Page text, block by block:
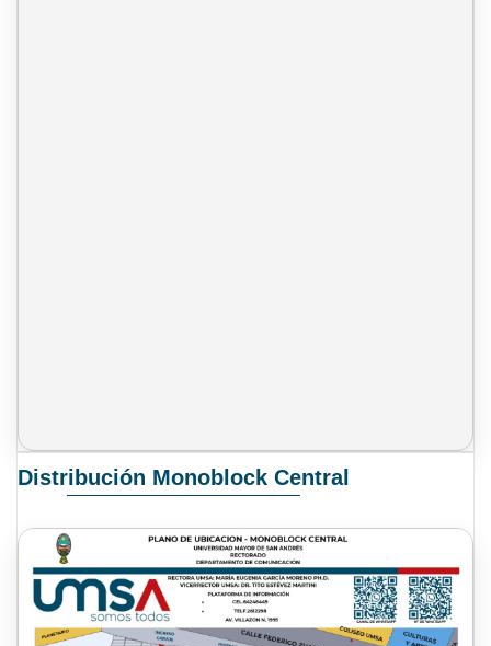
Distribución Monoblock Central